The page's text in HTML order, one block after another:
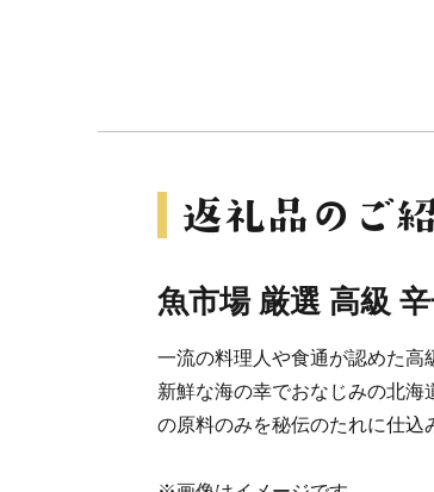
魚市場 厳選 高級
一流の料理人や食通が認めた高
新鮮な海の幸でおなじみの北海
の原料のみを秘伝のたれに仕込